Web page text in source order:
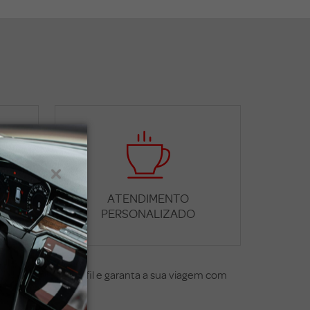
ATENDIMENTO
PERSONALIZADO
ao seu perfil e garanta a sua viagem com